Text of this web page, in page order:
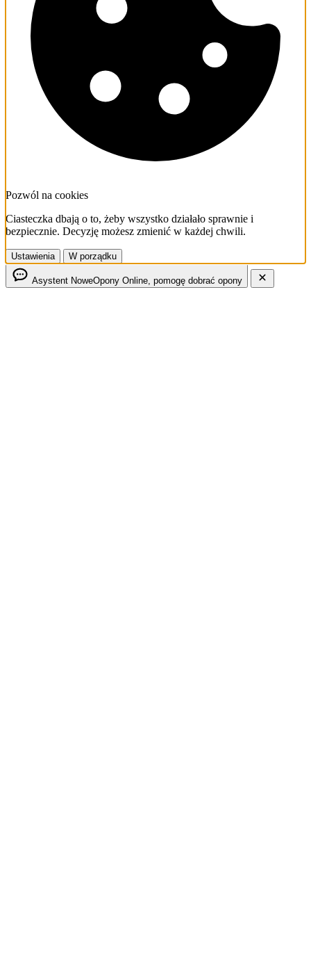
Pozwól na cookies
Ciasteczka dbają o to, żeby wszystko działało sprawnie i
bezpiecznie. Decyzję możesz zmienić w każdej chwili.
Ustawienia W porządku
Asystent NoweOpony Online, pomogę dobrać opony